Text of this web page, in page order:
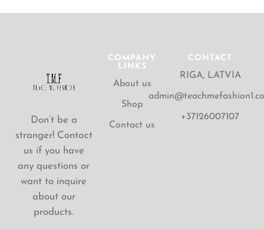
Don’t be a
stranger! Contact
us if you have
any questions or
want to inquire
about our
products.
COMPANY
LINKS
About us
Shop
Contact us
CONTACT
RIGA, LATVIA
+37126007107